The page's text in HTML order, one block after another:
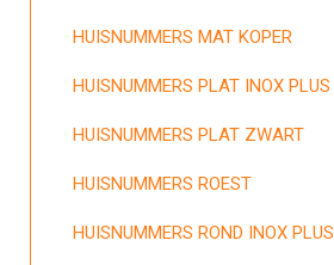
HUISNUMMERS MAT KOPER
HUISNUMMERS PLAT INOX PLUS
HUISNUMMERS PLAT ZWART
HUISNUMMERS ROEST
HUISNUMMERS ROND INOX PLUS